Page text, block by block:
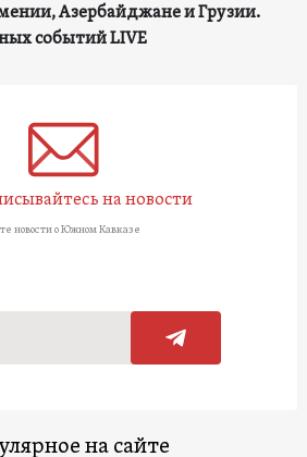
Азербайджане и Грузии.
событий LIVE
на новости
новости о Южном Кавказе
на сайте